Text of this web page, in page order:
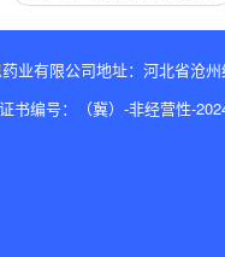
业有限公司地址：河北省沧
书编号：（冀）-非经营性-